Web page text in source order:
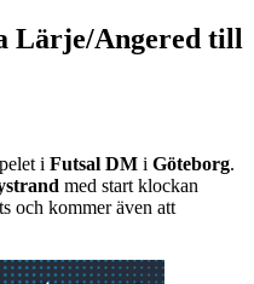
Lärje/Angered till
i Futsal DM i Göteborg.
med start klockan
och kommer även att